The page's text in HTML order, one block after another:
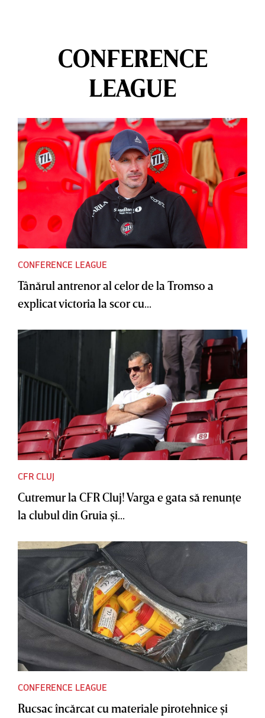
CONFERENCE
LEAGUE
CONFERENCE LEAGUE
Tânărul antrenor al celor de la Tromso a
explicat victoria la scor cu...
CFR CLUJ
Cutremur la CFR Cluj! Varga e gata să renunţe
la clubul din Gruia şi...
CONFERENCE LEAGUE
Rucsac încărcat cu materiale pirotehnice şi